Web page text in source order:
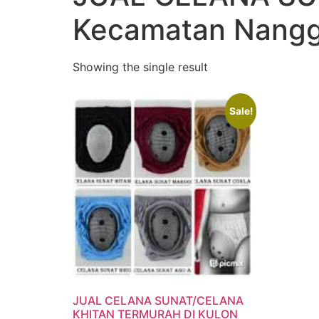
Kecamatan
Showing the single result
Sale!
JUAL CELANA SUNAT/CELANA
KHITAN TERMURAH DI KULON